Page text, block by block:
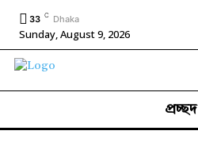
33 C Dhaka
Sunday, August 9, 2026
প্রচ্ছদ